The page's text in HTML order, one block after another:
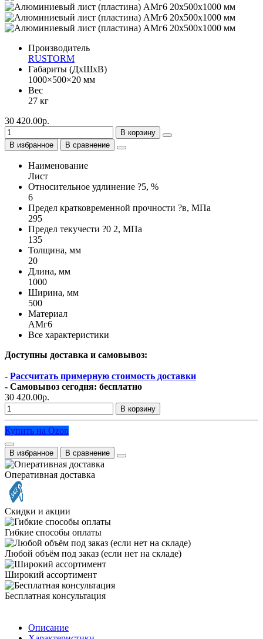
Производитель
RUSTORM
Габариты (ДхШхВ)
1000×500×20 мм
Вес
27 кг
30 420.00р.
В корзину
В избранное
В сравнение
Наименование
Лист
Относительное удлинение ?5, %
6
Предел кратковременной прочности ?в, МПа
295
Предел текучести ?0 2, МПа
135
Толщина, мм
20
Длина, мм
1000
Ширина, мм
500
Материал
АМг6
Все характеристики
Доступны доставка и самовывоз:
- Рассчитать примерную стоимость доставки
- Самовывоз сегодня: бесплатно
30 420.00р.
В корзину
Купить на Ozon
В избранное В сравнение
Оперативная доставка
Скидки и акции
Гибкие способы оплаты
Любой объём под заказ (если нет на складе)
Широкий ассортимент
Бесплатная консультация
Описание